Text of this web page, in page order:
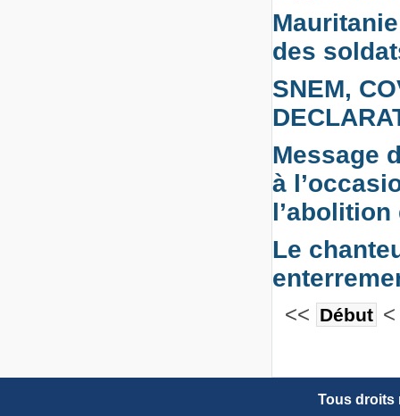
des
SNEM,
Message
à
l’abolition
Le
<< Début
Tous droits